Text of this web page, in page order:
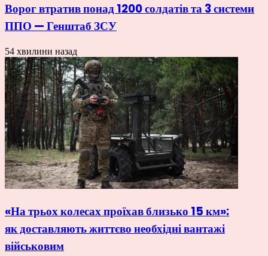
Ворог втратив понад 1200 солдатів та 3 системи
ППО — Генштаб ЗСУ
54 хвилини назад
«На трьох колесах проїхав близько 15 км»:
як доставляють життєво необхідні вантажі
військовим